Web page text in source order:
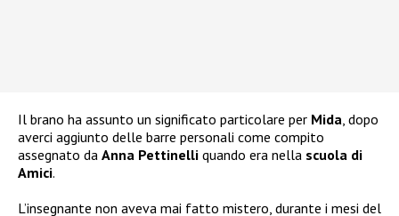
Il brano ha assunto un significato particolare per Mida , dopo
averci aggiunto delle barre personali come compito
assegnato da Anna Pettinelli quando era nella scuola di
Amici.
L’insegnante non aveva mai fatto mistero, durante i mesi del